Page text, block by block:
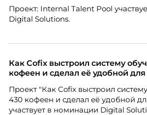
проектирования — иначе
потерять новичка в первые же
Проект: Internal Talent Pool
Digital Solutions.
Как Cofix выстроил систему
кофеен и сделал её удобной
Проект "Как Cofix выстроил
430 кофеен и сделал её удобной
участвует в номинации Digital